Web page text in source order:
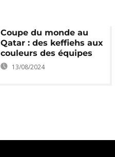
Coupe du monde au
Qatar : des keffiehs aux
couleurs des équipes
13/08/2024